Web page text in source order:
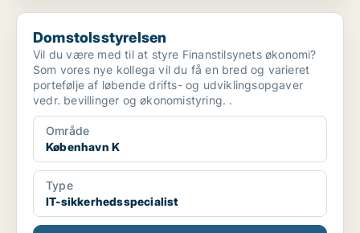
Domstolsstyrelsen
Domstolsstyrelsen
Vil du være med til at styre Finanstilsynets økonomi?
Som vores nye kollega vil du få en bred og varieret
portefølje af løbende drifts- og udviklingsopgaver
vedr. bevillinger og økonomistyring. .
Område
København K
Type
IT-sikkerhedsspecialist